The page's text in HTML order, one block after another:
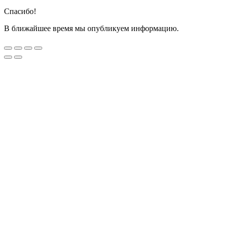
Спасибо!
В ближайшее время мы опубликуем информацию.